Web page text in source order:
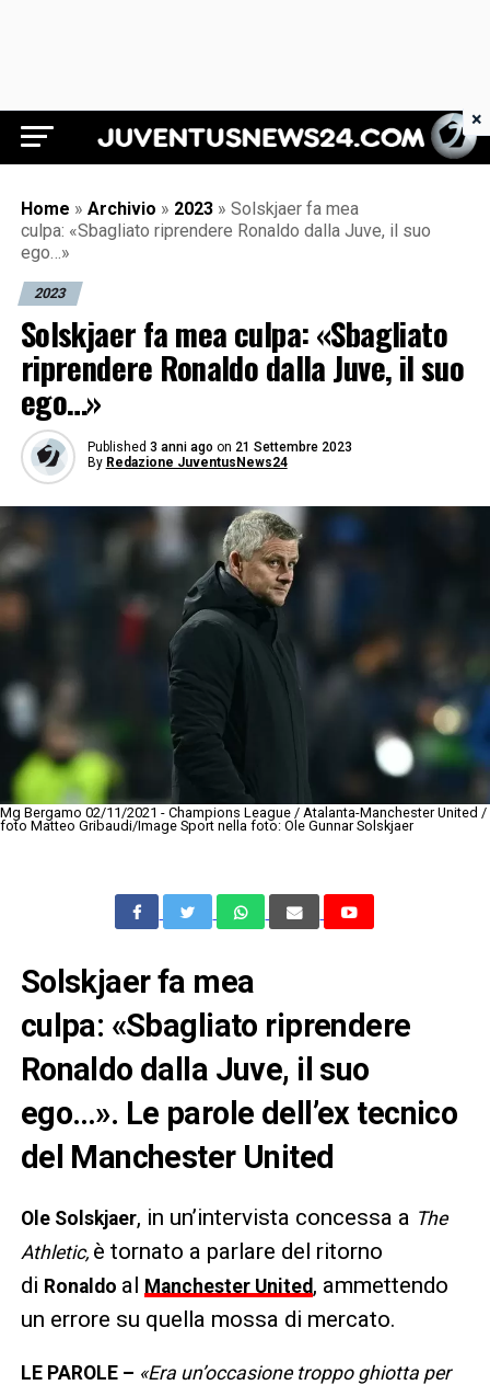
Juventus News 24
Home » Archivio » 2023 » Solskjaer fa mea
culpa: «Sbagliato riprendere Ronaldo dalla Juve, il suo
ego…»
2023
Solskjaer fa mea culpa: «Sbagliato
riprendere Ronaldo dalla Juve, il suo
ego…»
Published 3 anni ago on 21 Settembre 2023
By Redazione JuventusNews24
Mg Bergamo 02/11/2021 - Champions League / Atalanta-Manchester United /
foto Matteo Gribaudi/Image Sport nella foto: Ole Gunnar Solskjaer
Solskjaer fa mea
culpa: «Sbagliato riprendere
Ronaldo dalla Juve, il suo
ego…». Le parole dell’ex tecnico
del Manchester United
Ole Solskjaer, in un’intervista concessa a The
Athletic, è tornato a parlare del ritorno
di Ronaldo al Manchester United, ammettendo
un errore su quella mossa di mercato.
LE PAROLE – «Era un’occasione troppo ghiotta per
×